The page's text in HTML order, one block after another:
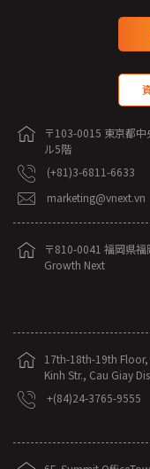
〒103-0015 東京都
ル5階
(+81)3-6811-6633
marketing@vnext.vn
〒810-0041 福岡県
Growth Next
17th-18th-19th
Kinh Str., Cau Giay
+(84)24-3765-9555